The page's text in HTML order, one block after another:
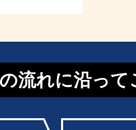
流れに沿って